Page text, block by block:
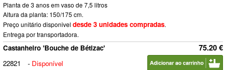
Planta de 3 anos em vaso de 7,5 litros
Altura da planta: 150/175 cm.
Preço unitário disponivel desde 3 unidades compradas.
Entrega por transportadora.
75.20 €
Castanheiro 'Bouche de Bétizac'
22821
- Disponível